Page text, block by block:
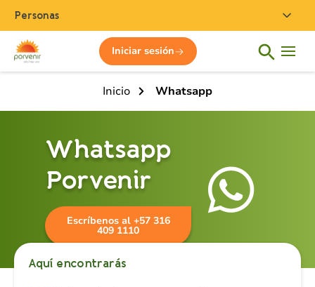
Personas
Iniciar sesión
Inicio Whatsapp
Whatsapp
Porvenir
Escríbenos al +57 316
409 1110
Aquí encontrarás